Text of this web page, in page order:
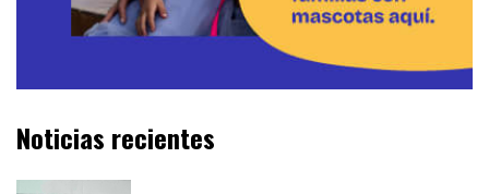
Noticias recientes